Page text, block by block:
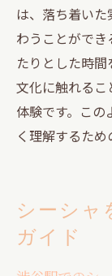
は、落ち着い
わうことができ
たりとした時
文化に触れる
体験です。こ
く理解するため
シーシャ
ガイド